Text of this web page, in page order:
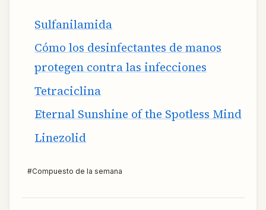
Sulfanilamida
Cómo los desinfectantes de manos
protegen contra las infecciones
Tetraciclina
Eternal Sunshine of the Spotless Mind
Linezolid
#Compuesto de la semana